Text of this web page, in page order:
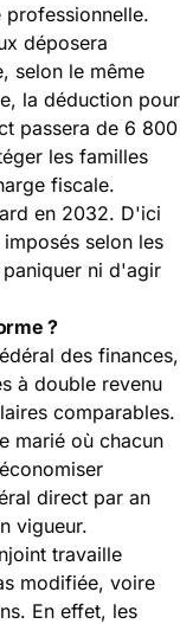
déposera
selon le même
la déduction pour
passera de 6 800
les familles
fiscale.
en 2032. D'ici
selon les
ni d'agir
?
des finances,
à double revenu
comparables.
marié où chacun
direct par an
vigueur.
travaille
modifiée, voire
En effet, les